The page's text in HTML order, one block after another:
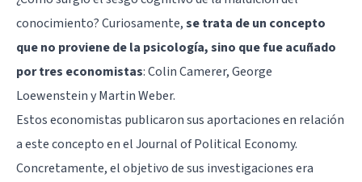
conocimiento? Curiosamente,se trata de un concepto
que no proviene de la psicología, sino que fue acuñado
por tres economistas: Colin Camerer, George
Loewenstein y Martin Weber.
Estos economistas publicaron sus aportaciones en relación
a este concepto en el Journal of Political Economy.
Concretamente, el objetivo de sus investigaciones era